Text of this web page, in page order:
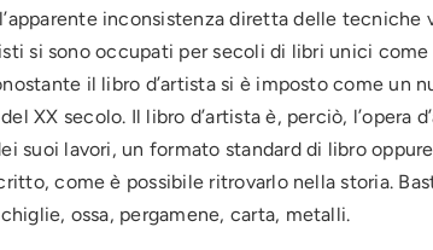
inconsistenza diretta delle tecniche
si sono occupati per secoli di libri unici
il libro d’artista si è imposto come un
XX secolo. Il libro d’artista è, perciò, l’opera
suoi lavori, un formato standard di libro
come è possibile ritrovarlo nella storia.
ossa, pergamene, carta, metalli.